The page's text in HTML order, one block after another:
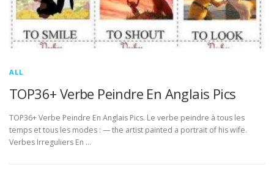
ALL
TOP36+ Verbe Peindre En Anglais Pics
TOP36+ Verbe Peindre En Anglais Pics. Le verbe peindre à tous les
temps et tous les modes : — the artist painted a portrait of his wife.
Verbes Irreguliers En …